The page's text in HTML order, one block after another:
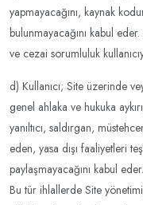
yapmayacağını, kaynak
bulunmayacağını kabul
ve cezai sorumluluk
d) Kullanıcı; Site üzerinde
genel ahlaka ve hukuka
yanıltıcı, saldırgan,
eden, yasa dışı faaliyetleri
paylaşmayacağını kabul eder.
Bu tür ihlallerde Site